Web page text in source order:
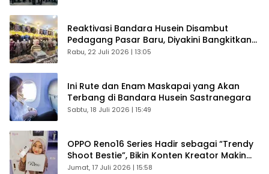
Reaktivasi Bandara Husein Disambut
Pedagang Pasar Baru, Diyakini Bangkitkan
Kembali Ekonomi Bandung
Rabu, 22 Juli 2026 | 13:05
Ini Rute dan Enam Maskapai yang Akan
Terbang di Bandara Husein Sastranegara
Sabtu, 18 Juli 2026 | 15:49
OPPO Reno16 Series Hadir sebagai “Trendy
Shoot Bestie”, Bikin Konten Kreator Makin
Betah
Jumat, 17 Juli 2026 | 15:58